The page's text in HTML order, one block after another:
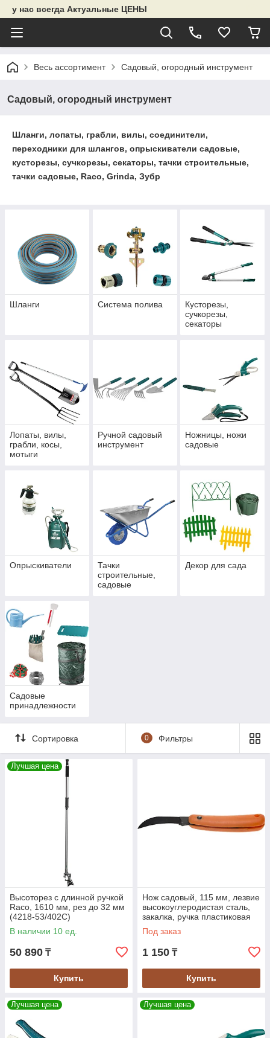
у нас всегда Актуальные ЦЕНЫ
Весь ассортимент Садовый, огородный инструмент
Садовый, огородный инструмент
Шланги, лопаты, грабли, вилы, соединители,
переходники для шлангов, опрыскиватели садовые,
кусторезы, сучкорезы, секаторы, тачки строительные,
тачки садовые, Raco, Grinda, Зубр
Шланги Система полива
Кусторезы,
сучкорезы,
секаторы
Лопаты, вилы,
грабли, косы,
мотыги
Ручной садовый
инструмент
Ножницы, ножи
садовые
Опрыскиватели
Тачки
строительные,
садовые
Декор для сада
Садовые
принадлежности
Сортировка 0 Фильтры
Лучшая цена
Высоторез с длинной ручкой
Raco, 1610 мм, рез до 32 мм
(4218-53/402C)
В наличии 10 ед.
50 890 ₸
Купить
Нож садовый, 115 мм, лезвие
высокоуглеродистая сталь,
закалка, ручка пластиковая
складная (0970)
Под заказ
1 150 ₸
Купить
Лучшая цена Лучшая цена